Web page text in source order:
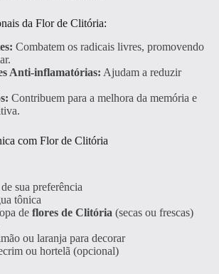
da Flor de Clitória:
Combatem os radicais livres, promovendo
Anti-inflamatórias: Ajudam a reduzir
Contribuem para a melhora da memória e
com Flor de Clitória
sua preferência
tônica
de flores de Clitória (secas ou frescas)
ou laranja para decorar
ou hortelã (opcional)